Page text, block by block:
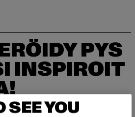
PYS
INSPIROIT
täältä ja saat jatkossa tie
SEE YOU